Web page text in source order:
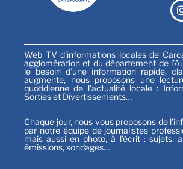
Web TV d’informations locales de
agglomération et du département de
le besoin d’une information rapide,
augmente, nous proposons une
quotidienne de l’actualité locale :
Sorties et Divertissements…
Chaque jour, nous vous proposons de
par notre équipe de journalistes
mais aussi en photo, à l’écrit : sujets,
émissions, sondages…